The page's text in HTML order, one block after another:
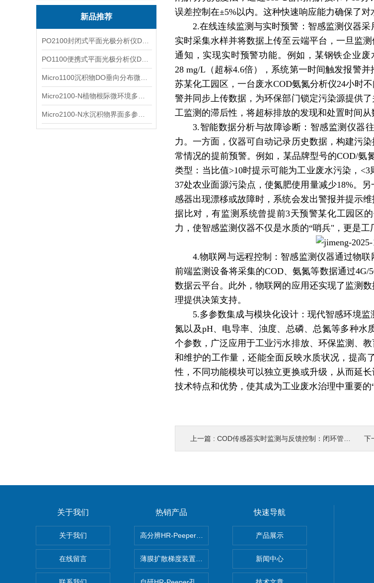
新品推荐
误差控制在±5%以内。这种快速响应能力确保了
2.在线连续监测与实时预警：智感监测仪器
实时采集水样并将数据上传至云端平台，一旦监
通知，实现实时预警功能。例如，某钢铁企业
28 mg/L（超标4.6倍），系统第一时间触发报警
苏某化工园区，一台废水COD氨氮分析仪24小时
警并同步上传数据，为环保部门锁定污染源提供
工监测的滞后性，将超标排放的发现和处置时间
3.智能数据分析与故障诊断：智感监测仪器
力。一方面，仪器可自动记录历史数据，构建污
常情况的提前预警。例如，某品牌型号的COD/氨
类型：当比值>10时提示可能为工业废水污染，
37处农业面源污染点，使氮肥使用量减少18%。
感器出现漂移或故障时，系统会发出警报并提示
据比对，有监测系统曾提前3天预警某化工园区
力，使智感监测仪器不仅是水质的“哨兵"，更是
4.物联网与远程控制：智感监测仪器通过物
前端监测设备将采集的COD、氨氮等数据通过
数据云平台。此外，物联网的应用还实现了监测
理提供决策支持。
5.多参数集成与模块化设计：现代智感环境
氮以及pH、电导率、浊度、总磷、总氮等多种水
个参数，广泛应用于工业污水排放、环保监测、
和维护的工作量，还能全面反映水质状况，提高
性，不同功能模块可以独立更换或升级，从而延
技术特点和优势，使其成为工业废水治理中重要的
上一篇 : COD传感器实时监测与反馈控制：闭环管理提升治理效果 下
关于我们
关于我们
在线留言
热销产品
高分辨HR-Peeper采样器孔隙水采集30+溶解态
薄膜扩散梯度装置 Agl DGT
快速导航
产品展示
新闻中心